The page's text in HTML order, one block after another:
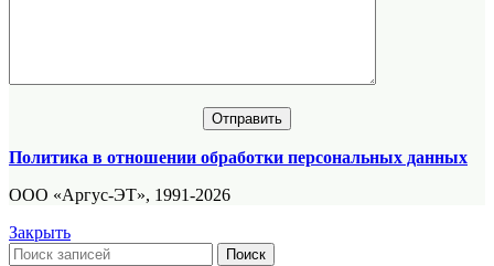
Политика в отношении обработки персональных данных
ООО «Аргус-ЭТ», 1991-2026
Закрыть
Поиск